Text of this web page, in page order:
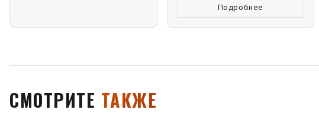
Подробнее
СМОТРИТЕ ТАКЖЕ